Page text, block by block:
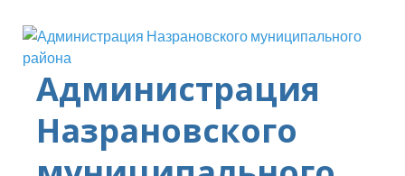
Администрация
Назрановского